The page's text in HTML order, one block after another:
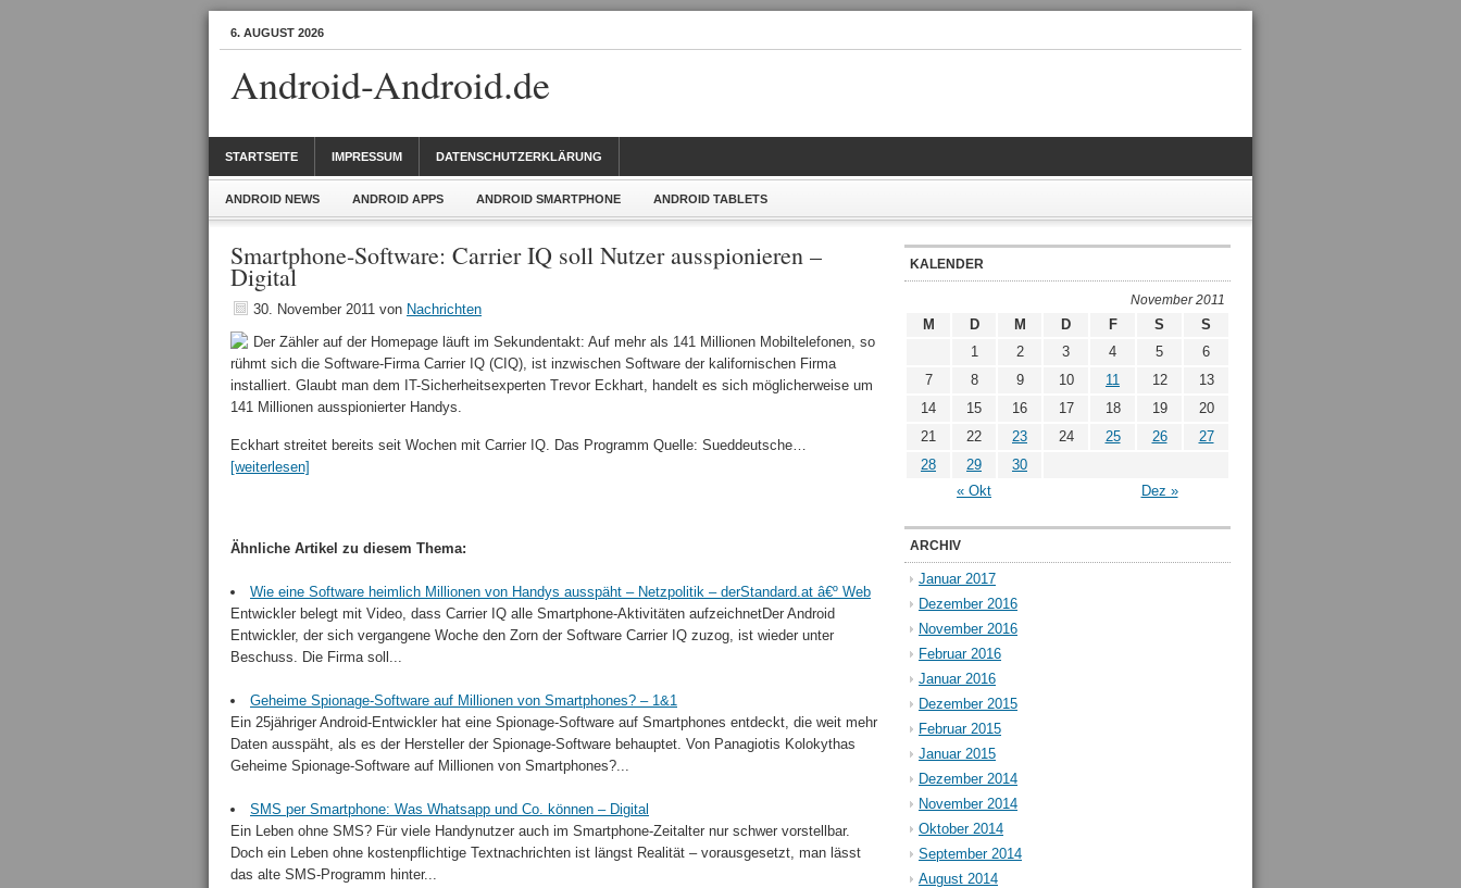
6. AUGUST 2026
Android-Android.de
STARTSEITE IMPRESSUM DATENSCHUTZERKLÄRUNG
ANDROID NEWS ANDROID APPS ANDROID SMARTPHONE ANDROID TABLETS
Smartphone-Software: Carrier IQ soll Nutzer ausspionieren –
Digital
30. November 2011 von Nachrichten
Der Zähler auf der Homepage läuft im Sekundentakt: Auf mehr als 141 Millionen Mobiltelefonen, so
rühmt sich die Software-Firma Carrier IQ (CIQ), ist inzwischen Software der kalifornischen Firma
installiert. Glaubt man dem IT-Sicherheitsexperten Trevor Eckhart, handelt es sich möglicherweise um
141 Millionen ausspionierter Handys.
Eckhart streitet bereits seit Wochen mit Carrier IQ. Das Programm Quelle: Sueddeutsche…
[weiterlesen]
Ähnliche Artikel zu diesem Thema:
Wie eine Software heimlich Millionen von Handys ausspäht – Netzpolitik – derStandard.at â€º Web
Entwickler belegt mit Video, dass Carrier IQ alle Smartphone-Aktivitäten aufzeichnetDer Android
Entwickler, der sich vergangene Woche den Zorn der Software Carrier IQ zuzog, ist wieder unter
Beschuss. Die Firma soll...
Geheime Spionage-Software auf Millionen von Smartphones? – 1&1
Ein 25jähriger Android-Entwickler hat eine Spionage-Software auf Smartphones entdeckt, die weit mehr
Daten ausspäht, als es der Hersteller der Spionage-Software behauptet. Von Panagiotis Kolokythas
Geheime Spionage-Software auf Millionen von Smartphones?...
SMS per Smartphone: Was Whatsapp und Co. können – Digital
Ein Leben ohne SMS? Für viele Handynutzer auch im Smartphone-Zeitalter nur schwer vorstellbar.
Doch ein Leben ohne kostenpflichtige Textnachrichten ist längst Realität – vorausgesetzt, man lässt
das alte SMS-Programm hinter...
KALENDER
November 2011
M D M D F S S
« Okt Dez »
1 2 3 4 5
6
7
8 9 10 11 12
13
14
15 16 17 18 19
20
21
22 23 24 25 26
27
28
29 30
ARCHIV
Januar 2017
Dezember 2016
November 2016
Februar 2016
Januar 2016
Dezember 2015
Februar 2015
Januar 2015
Dezember 2014
November 2014
Oktober 2014
September 2014
August 2014